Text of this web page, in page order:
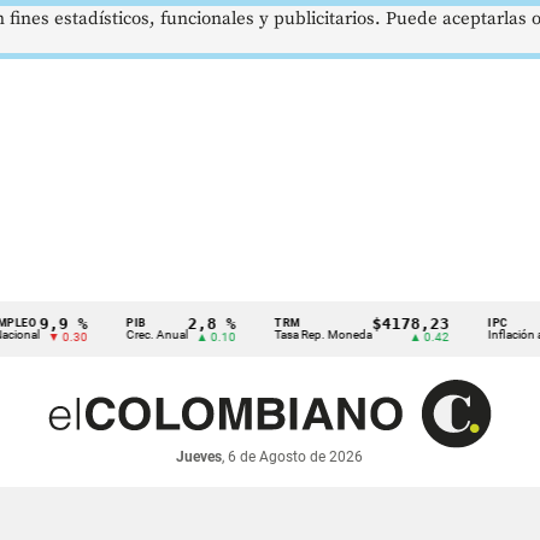
%
0.30
PIB
Crec. Anual
2,8 %
▲ 0.10
TRM
Tasa Rep. Moneda
$4178,23
▲ 0.42
IPC
Inflación anual
Jueves, 6 de Agosto de 2026
estadísticos, funcionales y publicitarios. Puede aceptarlas